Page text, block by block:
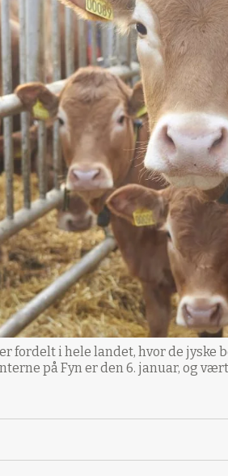
fordelt i hele landet, hvor de jyske
på Fyn er den 6. januar, og